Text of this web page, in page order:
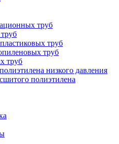
труб
труб
труб
труб
низкого давления
полиэтилена